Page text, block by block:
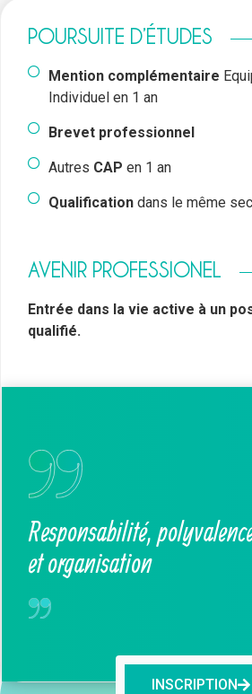
POURSUITE D’ÉTUDES
Mention complémentaire
Individuel en 1 an
Brevet professionnel
Autres CAP en 1 an
Qualificationdans le même
AVENIR PROFESSIONEL
Entrée dans la vie active à un
qualifié.
Responsabilité,
et organisation
INSCRIPTION